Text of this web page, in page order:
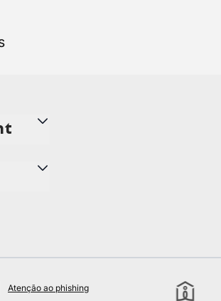
Atenção ao phishing